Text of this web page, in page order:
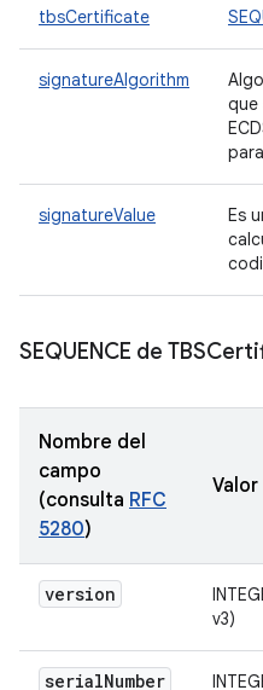
tbsCertificate
signatureAlgorithm
que
signatureValue
Es
SEQUENCE de
Nombre del
campo
(consulta RFC
5280)
Valor
version
v3)
serialNumber